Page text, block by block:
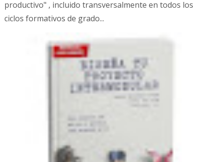
productivo" , incluido transversalmente en todos los
ciclos formativos de grado...